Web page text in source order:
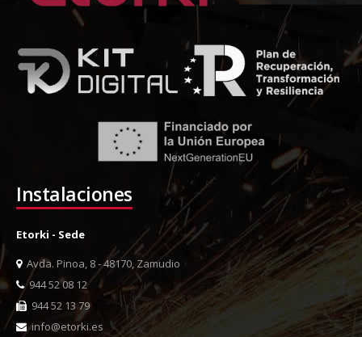
Instalaciones
Etorki - Sede
Avda. Pinoa, 8 - 48170, Zamudio
944 52 08 12
944 52 13 79
info@etorki.es